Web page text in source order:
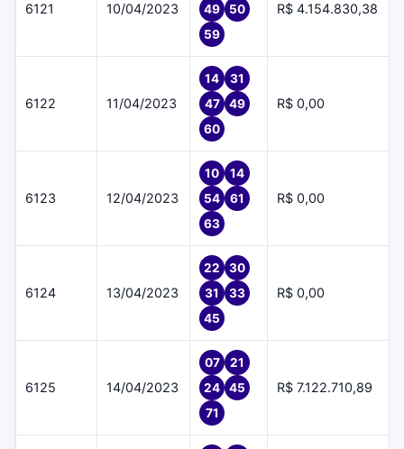
6121 10/04/2023
49
50
59
R$ 4.154.830,38
6122 11/04/2023
14
31
47
49
60
R$ 0,00
6123 12/04/2023
10
14
54
61
63
R$ 0,00
6124 13/04/2023
22
30
31
33
45
R$ 0,00
6125 14/04/2023
07
21
24
45
71
R$ 7.122.710,89